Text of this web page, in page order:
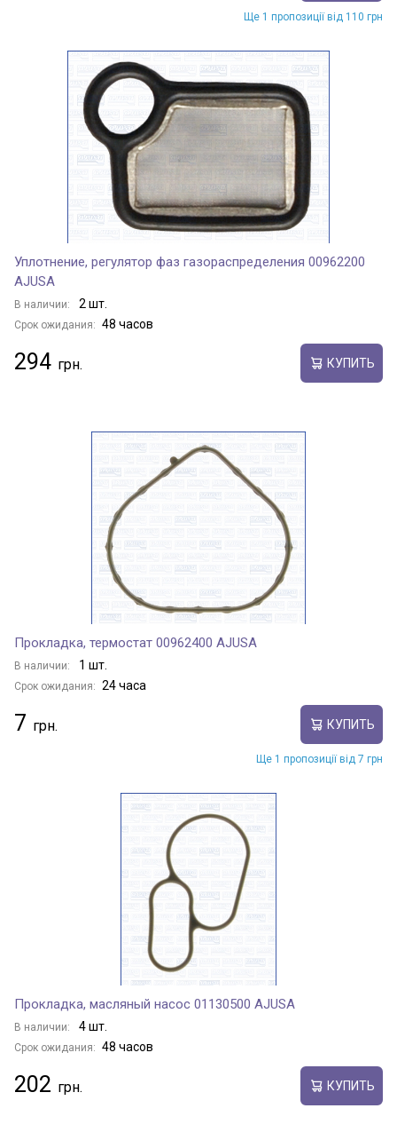
Ще 1 пропозиції від 110 грн
Уплотнение, регулятор фаз газораспределения 00962200
AJUSA
В наличии: 2 шт.
Срок ожидания: 48 часов
294 КУПИТЬ
Прокладка, термостат 00962400 AJUSA
В наличии: 1 шт.
Срок ожидания: 24 часа
7 КУПИТЬ
Ще 1 пропозиції від 7 грн
Прокладка, масляный насос 01130500 AJUSA
В наличии: 4 шт.
Срок ожидания: 48 часов
202 КУПИТЬ